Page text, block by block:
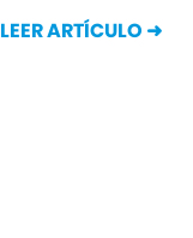
LEER ARTÍCULO ➜